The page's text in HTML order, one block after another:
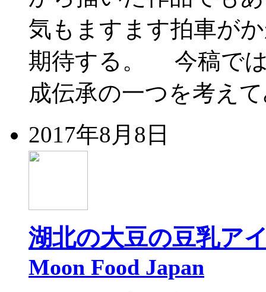
気もますます拍車が
期待する。 今稿では
成伝承の一つを考え
2017年8月8日
湖北の大豆の豆乳ア
Moon Food Japan